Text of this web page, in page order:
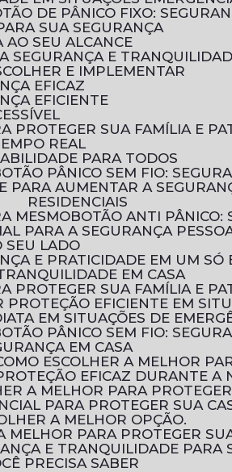
DE PÂNICO FIXO:
SUA SEGURANÇA
AO SEU ALCANCE
SEGURANÇA E
E IMPLEMENTAR
EFICAZ
EFICIENTE
PROTEGER SUA FAMÍLIA E
REAL
PARA TODOS
BOTÃO PÂNICO SEM FIO:
RESIDENCIAIS
MESMO
BOTÃO ANTI
PARA A SEGURANÇA
SEU LADO
E PRATICIDADE EM UM
EM CASA
PROTEGER SUA FAMÍLIA E
PROTEÇÃO EFICIENTE EM
EM SITUAÇÕES DE
BOTÃO PÂNICO SEM FIO:
EM CASA
ESCOLHER A MELHOR
EFICAZ DURANTE A
A MELHOR PARA
A MELHOR OPÇÃO.
MELHOR PARA PROTEGER
E TRANQUILIDADE PARA
PRECISA SABER